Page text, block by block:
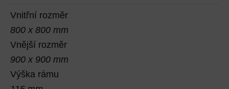
Vnitřní rozměr
800 x 800 mm
Vnější rozměr
900 x 900 mm
Výška rámu